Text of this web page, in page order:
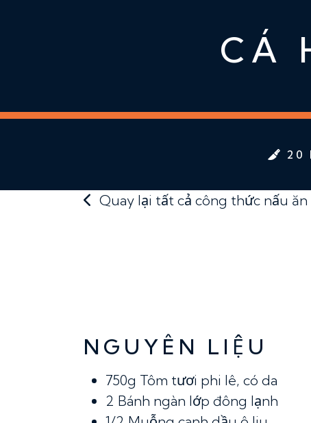
CÁ
20
Quay lại tất cả công thức nấu ăn
NGUYÊN LIỆU
750g Tôm tươi phi lê, có da
2 Bánh ngàn lớp đông lạnh